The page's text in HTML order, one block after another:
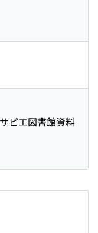
ピエ図書館資料